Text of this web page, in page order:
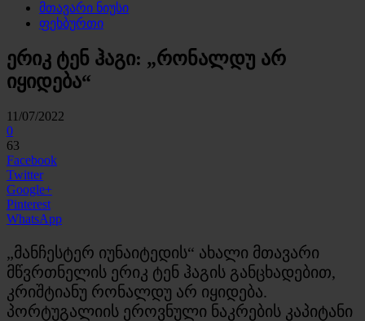
მთავარი ნიუსი
ფეხბურთი
ერიკ ტენ ჰაგი: „რონალდუ არ
იყიდება“
11/07/2022
0
63
Facebook
Twitter
Google+
Pinterest
WhatsApp
„მანჩესტერ იუნაიტედის“ ახალი მთავარი
მწვრთნელის ერიკ ტენ ჰაგის განცხადებით,
კრიშტიანუ რონალდუ არ იყიდება.
პორტუგალიის ეროვნული ნაკრების კაპიტანი